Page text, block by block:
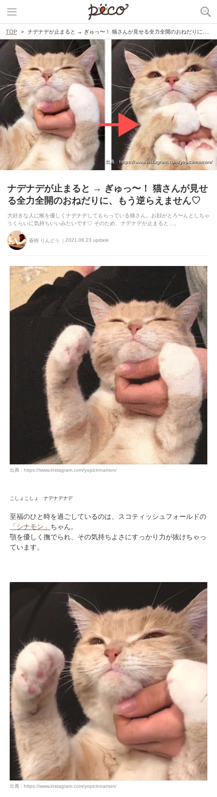
TOP ナデナデが止まると → ぎゅっ〜！ 猫さんが見せる全力全開のおねだりに、もう逆らえません♡
出典 : https://www.instagram.com/yopicinnamon/
ナデナデが止まると → ぎゅっ〜！ 猫さんが見せ
る全力全開のおねだりに、もう逆らえません♡
大好きな人に喉を優しくナデナデしてもらっている猫さん。お顔がとろ〜んとしちゃ
うくらいに気持ちいいみたいです♡ そのため、ナデナデが止まると…。
蒼樹 りんどう 2021.06.23 update
出典 : https://www.instagram.com/yopicinnamon/
こしょこしょ ナデナデナデ
至福のひと時を過ごしているのは、スコティッシュフォールドの
「シナモン」 ちゃん。
顎を優しく撫でられ、その気持ちよさにすっかり力が抜けちゃっ
ています。
出典 : https://www.instagram.com/yopicinnamon/